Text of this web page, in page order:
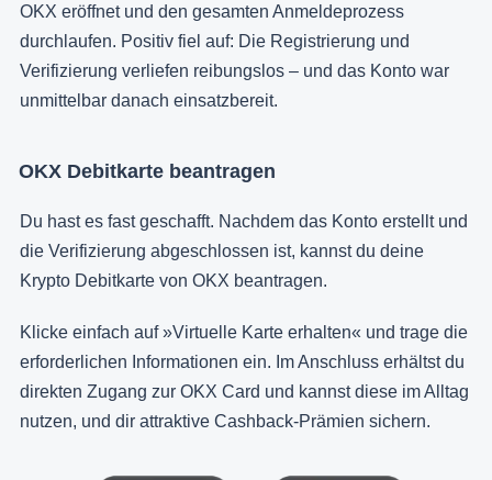
OKX eröffnet und den gesamten Anmeldeprozess
durchlaufen. Positiv fiel auf: Die Registrierung und
Verifizierung verliefen reibungslos – und das Konto war
unmittelbar danach einsatzbereit.
OKX Debitkarte beantragen
Du hast es fast geschafft. Nachdem das Konto erstellt und
die Verifizierung abgeschlossen ist, kannst du deine
Krypto Debitkarte von OKX beantragen.
Klicke einfach auf »Virtuelle Karte erhalten« und trage die
erforderlichen Informationen ein. Im Anschluss erhältst du
direkten Zugang zur OKX Card und kannst diese im Alltag
nutzen, und dir attraktive Cashback-Prämien sichern.